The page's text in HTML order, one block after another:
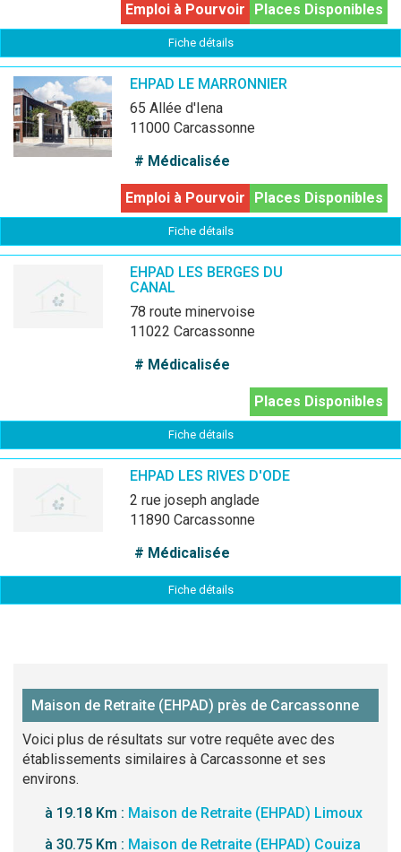
Places Disponibles
Emploi à Pourvoir
Fiche détails
EHPAD LE MARRONNIER
65 Allée d'Iena
11000 Carcassonne
# Médicalisée
Places Disponibles
Emploi à Pourvoir
Fiche détails
EHPAD LES BERGES DU
CANAL
78 route minervoise
11022 Carcassonne
# Médicalisée
Places Disponibles
Fiche détails
EHPAD LES RIVES D'ODE
2 rue joseph anglade
11890 Carcassonne
# Médicalisée
Fiche détails
Maison de Retraite (EHPAD) près de Carcassonne
Voici plus de résultats sur votre requête avec des
établissements similaires à Carcassonne et ses
environs.
à 19.18 Km : Maison de Retraite (EHPAD) Limoux
à 30.75 Km : Maison de Retraite (EHPAD) Couiza